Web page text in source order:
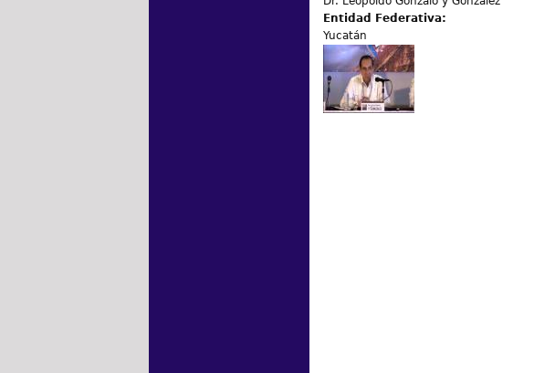
Entidad Federativa:
Yucatán